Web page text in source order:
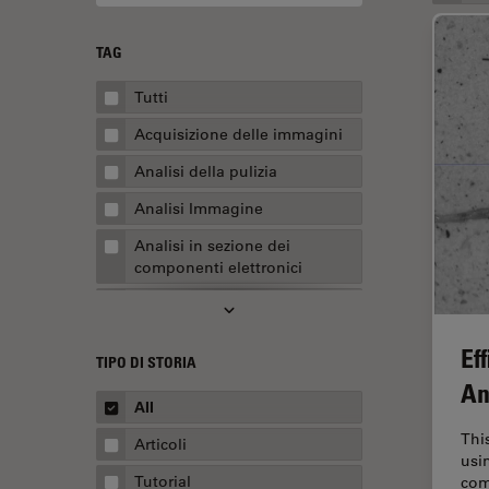
TAG
Tutti
Acquisizione delle immagini
Analisi della pulizia
Analisi Immagine
Analisi in sezione dei
componenti elettronici
Analisi multiplex spaziale
AR Surgery
Assemblaggio
TIPO DI STORIA
All
Articoli
Tutorial